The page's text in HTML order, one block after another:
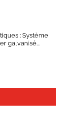
: Système
galvanisé...